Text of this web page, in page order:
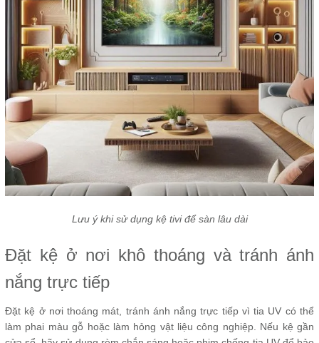
Lưu ý khi sử dụng kệ tivi để sàn lâu dài
Đặt kệ ở nơi khô thoáng và tránh ánh
nắng trực tiếp
Đặt kệ ở nơi thoáng mát, tránh ánh nắng trực tiếp vì tia UV có thể
làm phai màu gỗ hoặc làm hỏng vật liệu công nghiệp. Nếu kệ gần